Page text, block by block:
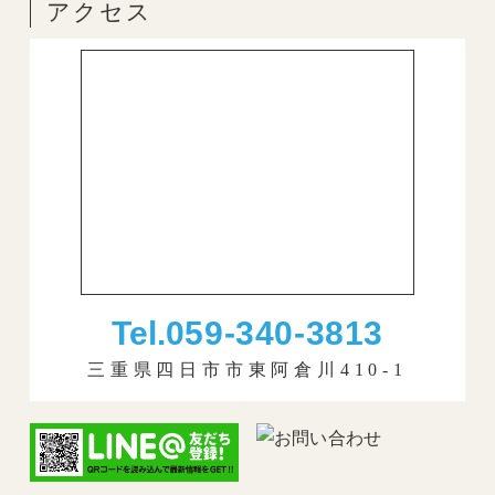
アクセス
Tel.059-340-3813
三重県四日市市東阿倉川410-1